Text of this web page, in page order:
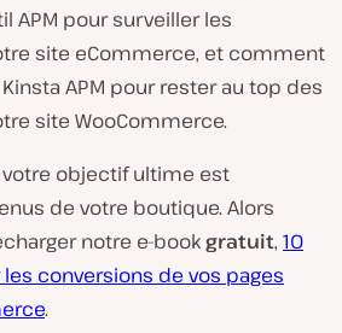
APM pour surveiller les
site eCommerce, et comment
APM pour rester au top des
site WooCommerce.
votre objectif ultime est
de votre boutique. Alors
notre e-bookgratuit, 10
conversions de vos pages
.